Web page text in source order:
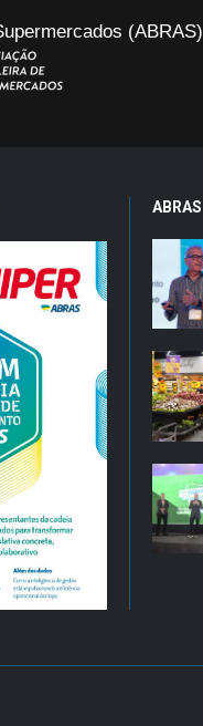
(ABRAS)
ABRAS